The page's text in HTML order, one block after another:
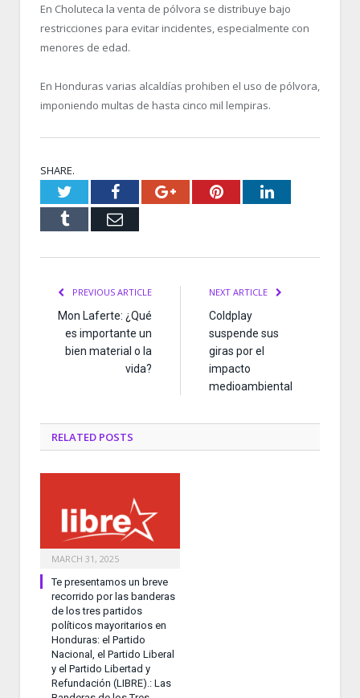
En Choluteca la venta de pólvora se distribuye bajo
restricciones para evitar incidentes, especialmente con
menores de edad.
En Honduras varias alcaldías prohiben el uso de pólvora,
imponiendo multas de hasta cinco mil lempiras.
SHARE.
TwitterFacebookGoogle+PinterestLinkedIn
Tumblr Email
PREVIOUS ARTICLE
Mon Laferte: ¿Qué
es importante un
bien material o la
vida?
NEXT ARTICLE
Coldplay
suspende sus
giras por el
impacto
medioambiental
RELATED POSTS
MARCH 31, 2025
Te presentamos un breve
recorrido por las banderas
de los tres partidos
políticos mayoritarios en
Honduras: el Partido
Nacional, el Partido Liberal
y el Partido Libertad y
Refundación (LIBRE).: Las